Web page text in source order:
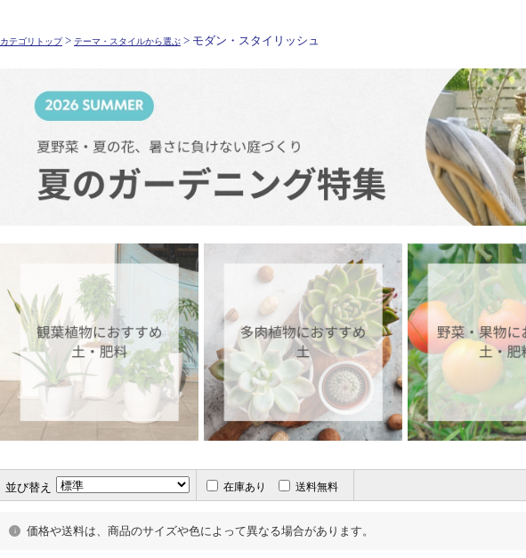
カテゴリトップ> テーマ・スタイルから選ぶ > モダン・スタイリッシュ
並び替え 在庫あり 送料無料
価格や送料は、商品のサイズや色によって異なる場合があります。